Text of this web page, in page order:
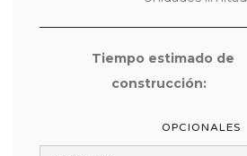
Tiempo estimado de
construcción:
OPCIONALES